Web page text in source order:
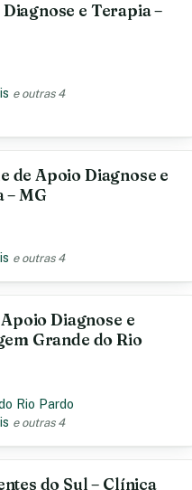
e Terapia –
e outras 4
de Apoio Diagnose e
– MG
e outras 4
Diagnose e
Grande do Rio
Rio Pardo
e outras 4
do Sul – Clínica